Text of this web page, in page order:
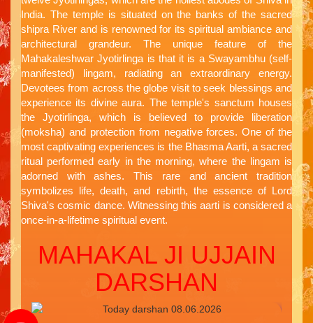
India. The temple is situated on the banks of the sacred
shipra River and is renowned for its spiritual ambiance and
architectural grandeur. The unique feature of the
Mahakaleshwar Jyotirlinga is that it is a Swayambhu (self-
manifested) lingam, radiating an extraordinary energy.
Devotees from across the globe visit to seek blessings and
experience its divine aura. The temple's sanctum houses
the Jyotirlinga, which is believed to provide liberation
(moksha) and protection from negative forces. One of the
most captivating experiences is the Bhasma Aarti, a sacred
ritual performed early in the morning, where the lingam is
adorned with ashes. This rare and ancient tradition
symbolizes life, death, and rebirth, the essence of Lord
Shiva's cosmic dance. Witnessing this aarti is considered a
once-in-a-lifetime spiritual event.
MAHAKAL JI UJJAIN
DARSHAN